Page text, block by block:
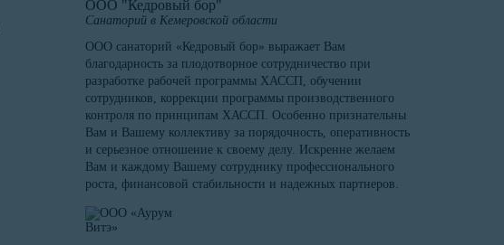
ООО "Кедровый бор"
Санаторий в Кемеровской области
ООО санаторий «Кедровый бор» выражает Вам
благодарность за плодотворное сотрудничество при
разработке рабочей программы ХАССП, обучении
сотрудников, коррекции программы производственного
контроля по принципам ХАССП. Особенно признательны
Вам и Вашему коллективу за порядочность, оперативность
и серьезное отношение к своему делу. Искренне желаем
Вам и каждому Вашему сотруднику профессионального
роста, финансовой стабильности и надежных партнеров.